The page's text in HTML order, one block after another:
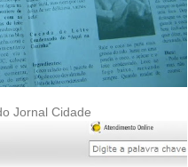
Jornal Cidade